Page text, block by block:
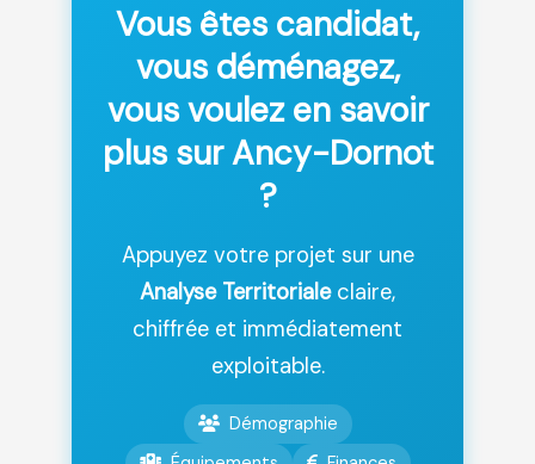
Vous êtes candidat,
vous déménagez,
vous voulez en savoir
plus sur Ancy-Dornot
?
Appuyez votre projet sur une
Analyse Territorialeclaire,
chiffrée et immédiatement
exploitable.
Démographie